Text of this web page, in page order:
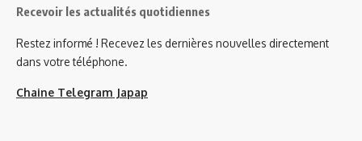
Recevoir les actualités quotidiennes
Restez informé ! Recevez les dernières nouvelles directement
dans votre téléphone.
Chaine Telegram Japap